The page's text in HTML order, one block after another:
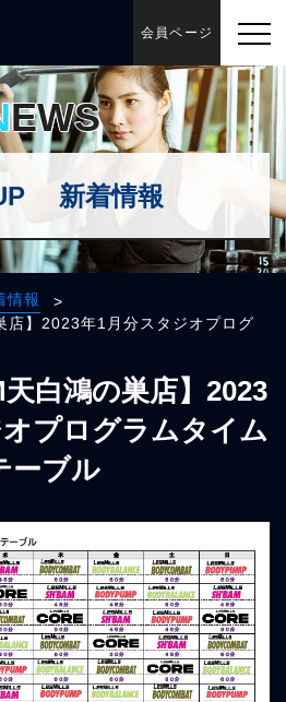
会員ページ
NEWS
新着情報
報
>
店】2023年1月分スタジオプログ
天白鴻の巣店】2023
プログラムタイム
ーブル